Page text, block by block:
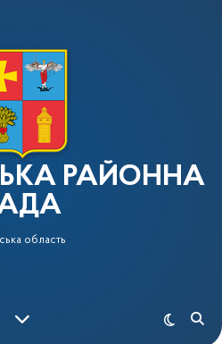
РАЙОННА
область